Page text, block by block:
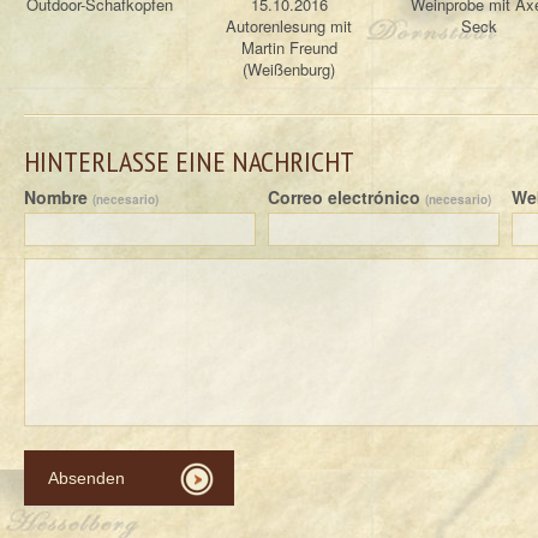
Autorenlesung mit
Martin Freund
(Weißenburg)
Seck
HINTERLASSE EINE NACHRICHT
Nombre (necesario) Correo electrónico (necesario)